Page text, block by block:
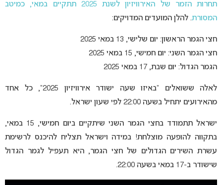
תחרות הזמר של האירוויזיון לשנת 2025 תתקיים במאי, כמיטב
המסורת. להלן המועדים המדויקים:
חצי הגמר הראשון: יום שלישי, 13 במאי 2025
חצי הגמר השני: יום חמישי, 15 במאי 2025
הגמר הגדול: יום שבת, 17 במאי 2025
לאלה ששואלים “באיזו שעה ישודר אירוויזיון 2025”, כל אחד
מהאירועים יתחיל בשעה 22:00 לפי שעון ישראל.
ישראל תתמודד בחצי הגמר השני שיתקיים ביום חמישי, 15 במאי,
בתקווה להופעה מוצלחת! במידה וישראל תצליח להיכנס לרשימת
עשרת השירים הגדולים של חצי הגמר, היא תעפיל לגמר הגדול
שישודר ב-17 במאי בשעה 22:00.